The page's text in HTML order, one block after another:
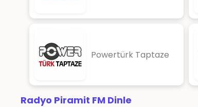
Powertürk Taptaze
Radyo Piramit FM Dinle